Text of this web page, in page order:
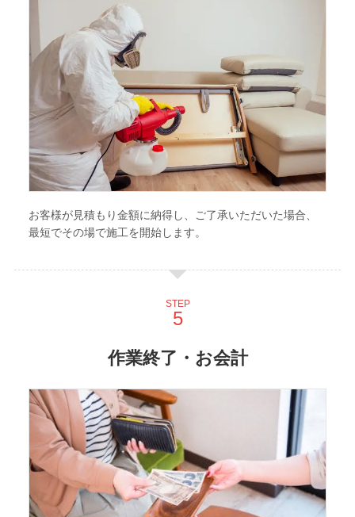
お客様が見積もり金額に納得し、ご了承いただいた場合、
最短でその場で施工を開始します。
STEP
作業終了・お会計